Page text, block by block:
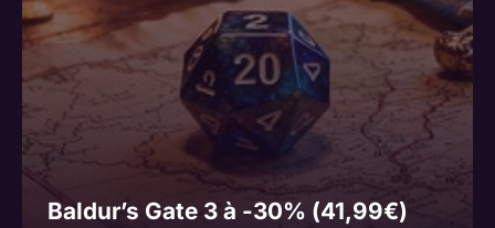
Baldur’s Gate 3 à -30% (41,99€)